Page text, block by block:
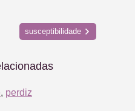
susceptibilidade
, perdiz